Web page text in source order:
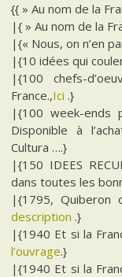
{{ » Au nom de la
|{ » Au nom de la
|{« Nous, on n’en
|{10 idées qui
|{100 chefs-
France.,Ici .}
|{100 week-ends
Disponible à
Cultura ….}
|{150 IDEES
dans toutes les
|{1795, Quiberon
description .}
|{1940 Et si la
l’ouvrage.}
|{1940 Et si la